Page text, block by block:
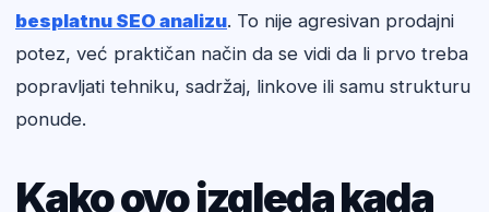
besplatnu SEO analizu. To nije agresivan prodajni
potez, već praktičan način da se vidi da li prvo treba
popravljati tehniku, sadržaj, linkove ili samu strukturu
ponude.
Kako ovo izgleda kada